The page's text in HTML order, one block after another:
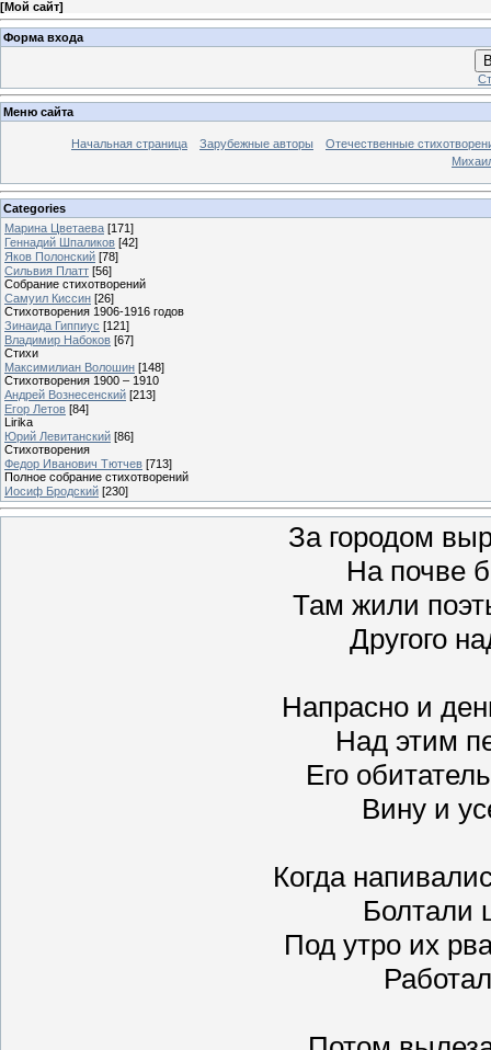
[Мой сайт]
Форма входа
Меню сайта
Начальная страница Зарубежные авторы
Отечественные
Categories
Марина Цветаева [171]
Геннадий Шпаликов [42]
Яков Полонский [78]
Сильвия Платт [56]
Собрание стихотворений
Самуил Киссин [26]
Стихотворения 1906-1916 годов
Зинаида Гиппиус [121]
Владимир Набоков [67]
Стихи
Максимилиан Волошин [148]
Стихотворения 1900 – 1910
Андрей Вознесенский [213]
Егор Летов [84]
Lirika
Юрий Левитанский [86]
Стихотворения
Федор Иванович Тютчев [713]
Полное собрание стихотворений
Иосиф Бродский [230]
За городом
На почве
Там жили
Другого
Напрасно и
Над этим
Его
Вину и
Когда
Болтали
Под утро их